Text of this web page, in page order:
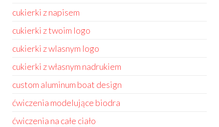
cukierki z napisem
cukierki z twoim logo
cukierki z wlasnym logo
cukierki z własnym nadrukiem
custom aluminum boat design
ćwiczenia modelujące biodra
ćwiczenia na całe ciało